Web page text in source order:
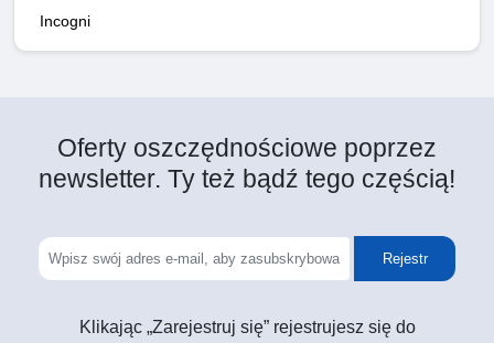
Incogni
Oferty oszczędnościowe poprzez
newsletter. Ty też bądź tego częścią!
Rejestr
Klikając „Zarejestruj się” rejestrujesz się do